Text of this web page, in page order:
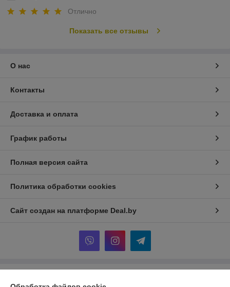
Отлично
Показать все отзывы
О нас
Контакты
Доставка и оплата
График работы
Полная версия сайта
Политика обработки cookies
Сайт создан на платформе Deal.by